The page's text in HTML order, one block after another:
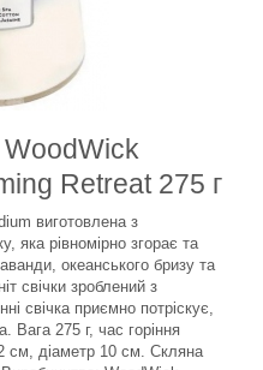
WoodWick
Retreat 275 г
виготовлена з
яка рівномірно згорає та
океанського бризу та
свічки зроблений з
свічка приємно потріскує,
Вага 275 г, час горіння
см, діаметр 10 см. Скляна